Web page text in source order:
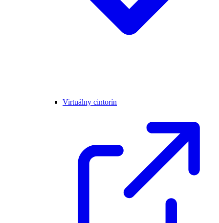
Virtuálny cintorín